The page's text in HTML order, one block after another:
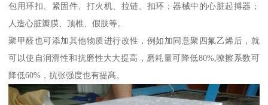
包用环扣、紧固件、打火机、拉链、扣环；器械中的心脏起搏器；
人造心脏瓣膜、顶椎、假肢等。
聚甲醛也可添加其他物质进行改性，例如加同意聚四氟乙烯后，就
可以使自润滑性和抗磨性大大提高，磨耗量可降低80%,嘹擦系数可
降低60%，抗张强度也有提髙。